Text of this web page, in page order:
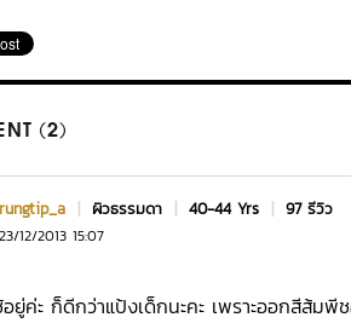
(2)
rungtip_a | ผิวธรรมดา | 40-44 Yrs | 97 รีวิว
23/12/2013 15:07
อยู่ค่ะ ก็ดีกว่าแป้งเด็กนะคะ เพราะออกสีส้ม